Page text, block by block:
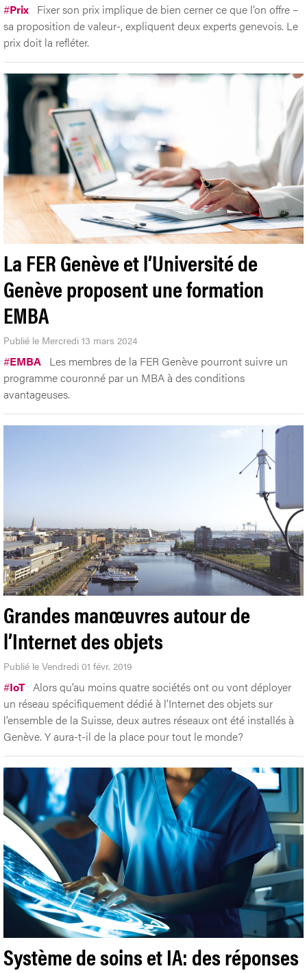
#Prix Fixer son prix implique de bien cerner ce que l’on offre –
sa proposition de valeur-, expliquent deux experts genevois. Le
prix doit la refléter.
La FER Genève et l’Université de
Genève proposent une formation
EMBA
Publié le Mercredi 13 mars 2024
#EMBA Les membres de la FER Genève pourront suivre un
programme couronné par un MBA à des conditions
avantageuses.
Grandes manœuvres autour de
l’Internet des objets
Publié le Vendredi 01 févr. 2019
#IoT Alors qu’au moins quatre sociétés ont ou vont déployer
un réseau spécifiquement dédié à l’Internet des objets sur
l’ensemble de la Suisse, deux autres réseaux ont été installés à
Genève. Y aura-t-il de la place pour tout le monde?
Système de soins et IA: des réponses